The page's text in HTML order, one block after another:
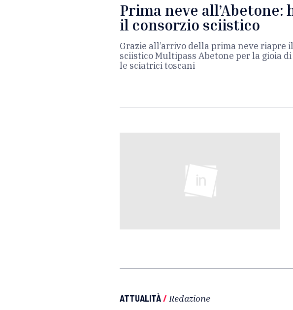
Prima neve all’Abetone:
il consorzio sciistico
Grazie all’arrivo della prima neve riapre
sciistico Multipass Abetone per la gioia
le sciatrici toscani
ATTUALITÀ/ Redazione